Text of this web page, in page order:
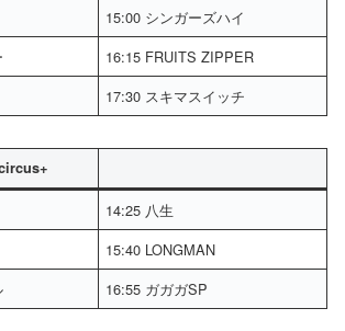
15:00 シンガーズハイ
16:15 FRUITS ZIPPER
17:30 スキマスイッチ
14:25 八生
15:40 LONGMAN
16:55 ガガガSP